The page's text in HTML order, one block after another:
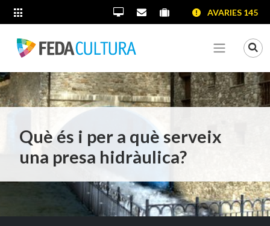
SALTAR A LA INFORMACIÓ DE CONTACTE
ALTRES LLOCS WEB
Oficina Virtual
Contacta'nsPortal proveïdors
Portal de
AVARIES 145
Veure
Què és i per a què serveix
una presa hidràulica?